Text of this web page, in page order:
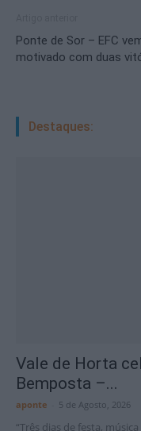
Ponte de Sor – EFC
motivado com duas
Destaques:
Vale de Horta
Bemposta –...
aponte 5 de Agosto, 2026
“Três dias de festa,